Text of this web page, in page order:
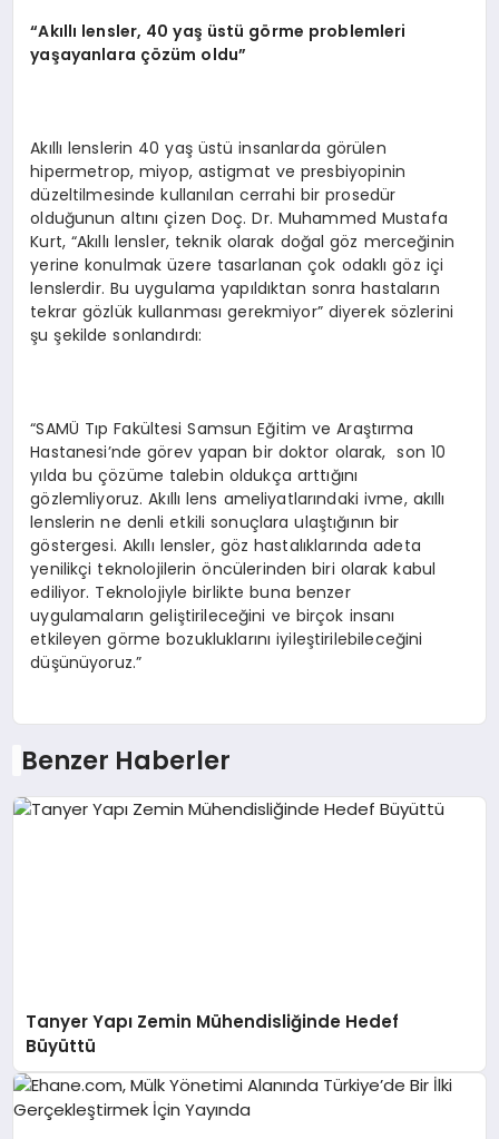
“Akıllı lensler, 40 yaş üstü görme problemleri
yaşayanlara çözüm oldu”
Akıllı lenslerin 40 yaş üstü insanlarda görülen
hipermetrop, miyop, astigmat ve presbiyopinin
düzeltilmesinde kullanılan cerrahi bir prosedür
olduğunun altını çizen Doç. Dr. Muhammed Mustafa
Kurt, “Akıllı lensler, teknik olarak doğal göz merceğinin
yerine konulmak üzere tasarlanan çok odaklı göz içi
lenslerdir. Bu uygulama yapıldıktan sonra hastaların
tekrar gözlük kullanması gerekmiyor” diyerek sözlerini
şu şekilde sonlandırdı:
“SAMÜ Tıp Fakültesi Samsun Eğitim ve Araştırma
Hastanesi’nde görev yapan bir doktor olarak, son 10
yılda bu çözüme talebin oldukça arttığını
gözlemliyoruz. Akıllı lens ameliyatlarındaki ivme, akıllı
lenslerin ne denli etkili sonuçlara ulaştığının bir
göstergesi. Akıllı lensler, göz hastalıklarında adeta
yenilikçi teknolojilerin öncülerinden biri olarak kabul
ediliyor. Teknolojiyle birlikte buna benzer
uygulamaların geliştirileceğini ve birçok insanı
etkileyen görme bozukluklarını iyileştirilebileceğini
düşünüyoruz.”
Benzer Haberler
Tanyer Yapı Zemin Mühendisliğinde Hedef
Büyüttü